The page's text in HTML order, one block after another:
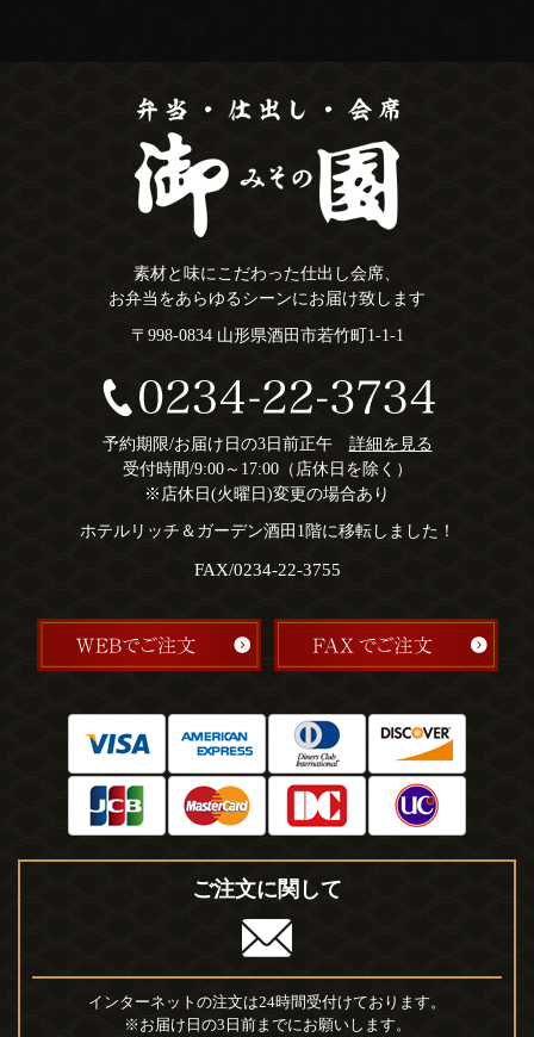
素材と味にこだわった仕出し会席、
お弁当をあらゆるシーンにお届け致します
〒998-0834 山形県酒田市若竹町1-1-1
予約期限/お届け日の3日前正午 詳細を見る
受付時間/9:00～17:00（店休日を除く）
※店休日(火曜日)変更の場合あり
ホテルリッチ＆ガーデン酒田1階に移転しました！
FAX/0234-22-3755
ご注文に関して
インターネットの注文は24時間受付けております。
※お届け日の3日前までにお願いします。